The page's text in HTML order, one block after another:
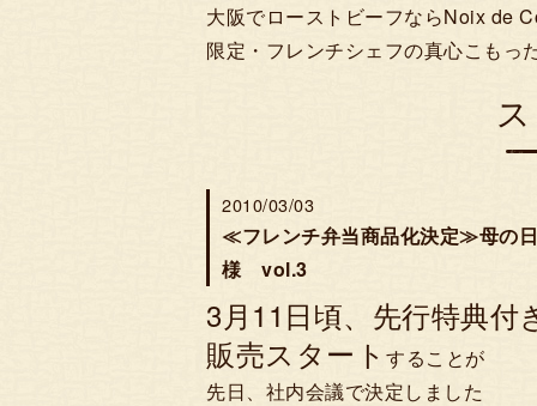
大阪でローストビーフならNoix de
限定・フレンチシェフの真心こも
2010/03/03
≪フレンチ弁当商品化決定≫母の
様 vol.3
3月11日頃、先行特典付
販売スタート することが
先日、社内会議で決定しました